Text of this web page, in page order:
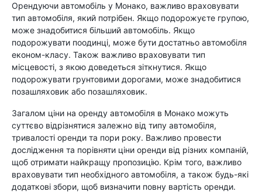
Орендуючи автомобіль у Монако, важливо враховувати
тип автомобіля, який потрібен. Якщо подорожуєте групою,
може знадобитися більший автомобіль. Якщо
подорожувати поодинці, може бути достатньо автомобіля
економ-класу. Також важливо враховувати тип
місцевості, з якою доведеться зіткнутися. Якщо
подорожувати грунтовими дорогами, може знадобитися
позашляховик або позашляховик.
Загалом ціни на оренду автомобіля в Монако можуть
суттєво відрізнятися залежно від типу автомобіля,
тривалості оренди та пори року. Важливо провести
дослідження та порівняти ціни оренди від різних компаній,
щоб отримати найкращу пропозицію. Крім того, важливо
враховувати тип необхідного автомобіля, а також будь-які
додаткові збори, щоб визначити повну вартість оренди.